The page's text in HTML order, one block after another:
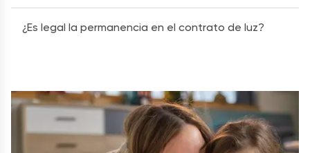
¿Es legal la permanencia en el contrato de luz?